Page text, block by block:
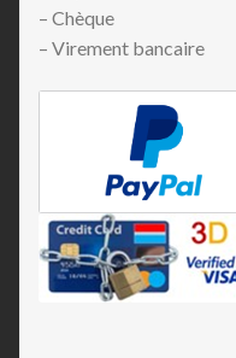
– Chèque
– Virement bancaire